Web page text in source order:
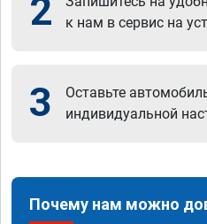
2
к нам в сервис на
3
Оставьте
индивидуальной
Почему нам можно